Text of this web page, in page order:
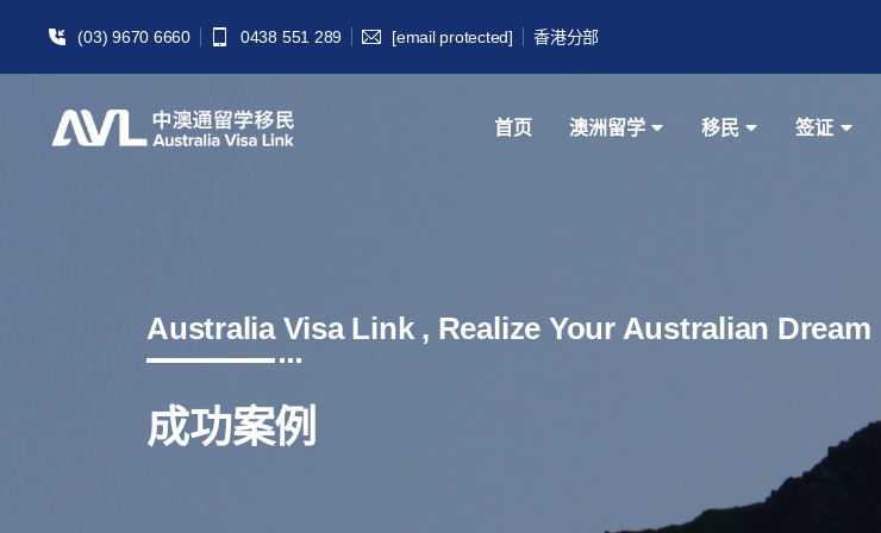
(03) 9670 6660 0438 551 289 [email protected] 香港分部
首页 澳洲留学 移民 签证
Australia Visa Link , Realize Your Australian Dream
成功案例